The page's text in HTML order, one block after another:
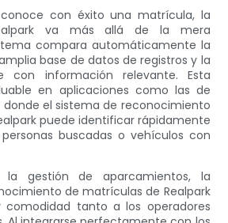
con éxito una matrícula, la
va más allá de la mera
compara automáticamente la
base de datos de registros y la
con información relevante. Esta
en aplicaciones como las de
donde el sistema de reconocimiento
puede identificar rápidamente
buscadas o vehículos con
gestión de aparcamientos, la
de matrículas de Realpark
tanto a los operadores